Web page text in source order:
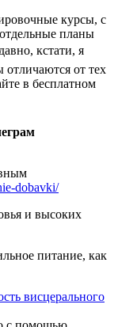
курсы, с
планы
кстати, я
от тех
в бесплатном
dobavki/
и высоких
питание, как